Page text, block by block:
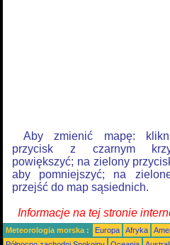
Aby zmienić mapę:
przycisk z czarnym
powiększyć; na zielony
aby pomniejszyć; na
przejść do map sąsiednich.
Informacje na tej stronie
Meteorologia morska : Europa Afryka